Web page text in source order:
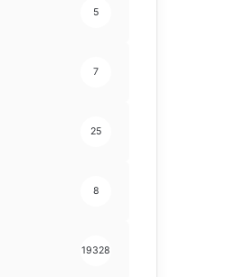
5
7
25
8
19328